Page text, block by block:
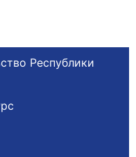
Республики